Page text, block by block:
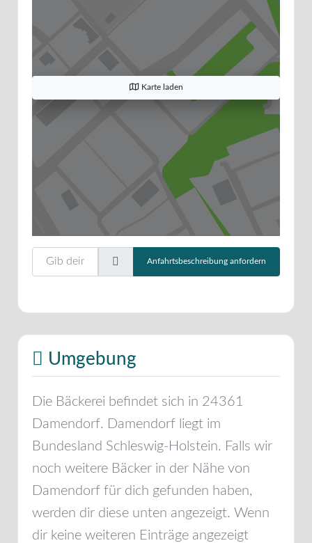
Karte laden
Gib deinen Standort ein.
Anfahrtsbeschreibung anfordern
Umgebung
Die Bäckerei befindet sich in 24361
Damendorf. Damendorf liegt im
Bundesland Schleswig-Holstein. Falls wir
noch weitere Bäcker in der Nähe von
Damendorf für dich gefunden haben,
werden dir diese unten angezeigt. Wenn
dir keine weiteren Einträge angezeigt